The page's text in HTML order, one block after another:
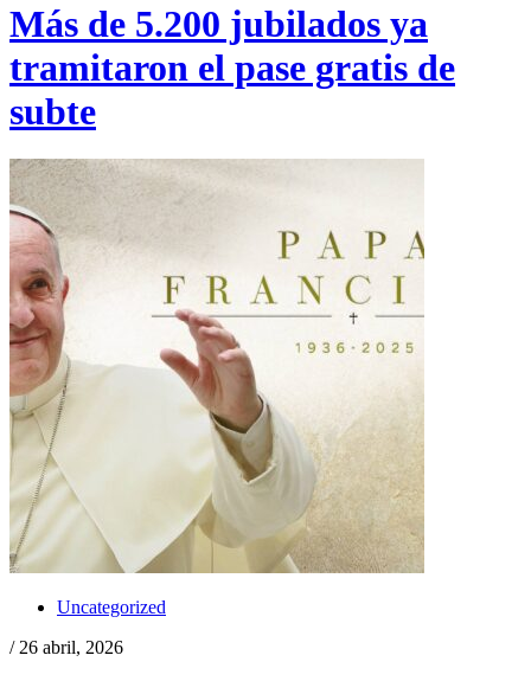
Más de 5.200 jubilados ya
tramitaron el pase gratis de
subte
Uncategorized
/ 26 abril, 2026